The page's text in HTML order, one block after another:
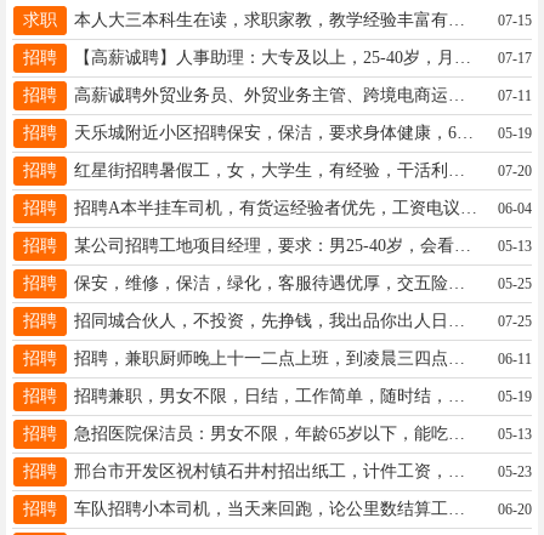
求职 本人大三本科生在读，求职家教，教学经验丰富有三年教学经历，有耐心，可辅导初高中各学科，有意可联系15832927240 07-15
招聘 07-17
招聘 07-11
招聘 天乐城附近小区招聘保安，保洁，要求身体健康，60岁左右，工资面议，电话15531912552 05-19
招聘 07-20
招聘 06-04
招聘 某公司招聘工地项目经理，要求：男25-40岁，会看图纸有工作经验，无不良嗜好。工资3K-8K 电话15350861703 05-13
招聘 保安，维修，保洁，绿化，客服待遇优厚，交五险，带薪公休，各项福利18713947258 05-25
招聘 07-25
招聘 06-11
招聘 05-19
招聘 急招医院保洁员：男女不限，年龄65岁以下，能吃苦耐劳身体健康，有工作经验者优先考虑。电话：18131990782 05-13
招聘 05-23
招聘 06-20